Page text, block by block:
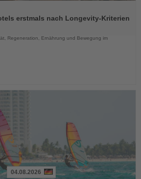
erstmals nach Longevity-Kriterien
Regeneration, Ernährung und Bewegung im
04.08.2026